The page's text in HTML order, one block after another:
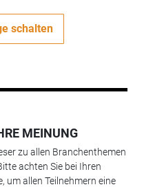
schalten
MEINUNG
zu allen Branchenthemen
achten Sie bei Ihren
um allen Teilnehmern eine